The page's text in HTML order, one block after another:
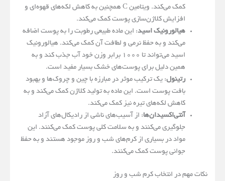
کمک می‌کند. ویتامین C همچنین به کاهش لکه‌های قهوه‌ای و
افزایش کلاژن‌سازی پوست کمک می‌کند.
هیالورونیک اسید: این ماده طبیعی رطوبت را به پوست اضافه
می‌کند و به حفظ نرمی و لطافت آن کمک می‌کند. هیالورونیک
اسید می‌تواند تا ۱۰۰۰ برابر وزن خود آب جذب کند و به
همین دلیل برای پوست‌های خشک بسیار مفید است.
رتینول: یک ترکیب موثر در مبارزه با چین و چروک‌ها و بهبود
بافت پوست است. این ماده به تولید کلاژن کمک می‌کند و به
کاهش لکه‌های تیره نیز کمک می‌کند.
آنتی‌اکسیدان‌ها: از آسیب‌های ناشی از رادیکال‌های آزاد
جلوگیری می‌کنند و به سلامت کلی پوست کمک می‌کنند. این
مواد در بسیاری از کرم‌های شب و روز موجود هستند و به حفظ
جوانی پوست کمک می‌کنند.
نکات مهم در انتخاب کرم شب و روز